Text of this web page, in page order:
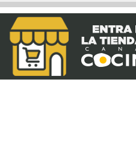
Compota de mango